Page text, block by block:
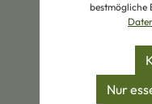
Zertifizierte
bestmögliche
Nur